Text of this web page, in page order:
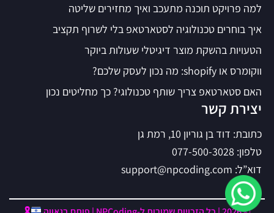
למה פרויקט תוכנה מתעכב ואיך מחזירים שליטה
איך בוחרים טכנולוגיה לסטארטאפ בלי לשרוף תקציב
הטעויות בהשקת מוצר דיגיטלי שעולות ביוקר
ווקומרס או shopify: מה נכון לעסק שלכם?
האם סטארטאפ צריך שותף טכנולוגי? כך מחליטים נכון
יצירת קשר
כתובת: דוד בן גוריון 10, רמת גן
טלפון: 077-500-3028
דוא”ל: support@npcoding.com